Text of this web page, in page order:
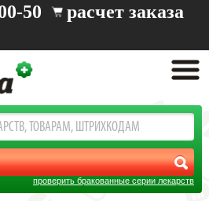
50 расчет заказа
проверить бракованные серии лекарств